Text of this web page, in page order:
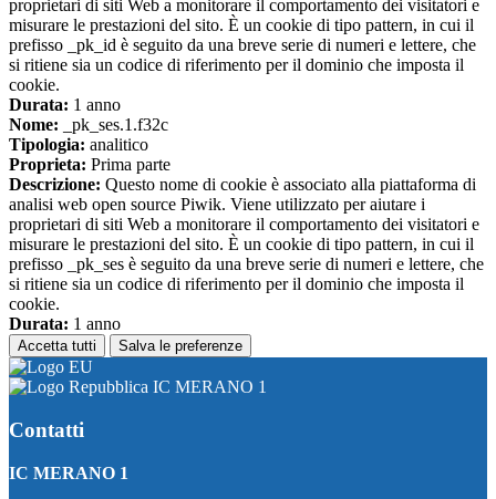
proprietari di siti Web a monitorare il comportamento dei visitatori e
misurare le prestazioni del sito. È un cookie di tipo pattern, in cui il
prefisso _pk_id è seguito da una breve serie di numeri e lettere, che
si ritiene sia un codice di riferimento per il dominio che imposta il
cookie.
Durata: 1 anno
Nome: _pk_ses.1.f32c
Tipologia: analitico
Proprieta: Prima parte
Descrizione: Questo nome di cookie è associato alla piattaforma di
analisi web open source Piwik. Viene utilizzato per aiutare i
proprietari di siti Web a monitorare il comportamento dei visitatori e
misurare le prestazioni del sito. È un cookie di tipo pattern, in cui il
prefisso _pk_ses è seguito da una breve serie di numeri e lettere, che
si ritiene sia un codice di riferimento per il dominio che imposta il
cookie.
Durata: 1 anno
Accetta tutti Salva le preferenze
IC MERANO 1
Contatti
IC MERANO 1